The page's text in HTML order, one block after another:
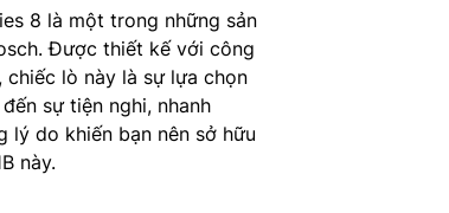
8 là một trong những sản
Được thiết kế với công
lò này là sự lựa chọn
sự tiện nghi, nhanh
lý do khiến bạn nên sở hữu
này.